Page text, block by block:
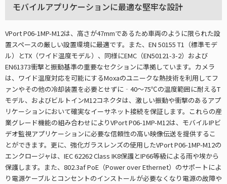
モバイルアプリケーションに最適な堅牢な設計
VPort P06-1MP-M12は、高さが47mmであるため車両のように限られた設
置スペースの厳しい設置環境に最適です。また、EN 50155 T1（標準モデ
ル）とTX（ワイド温度モデル）、同様にEMC（EN50121-3-2）および
EN61373衝撃と振動基準の重要なセクションに準拠しています。カメラ
は、ワイド温度対応を可能にするMoxaのユニークな熱技術を利用してフ
ァンやその他の冷却装置を必要とせずに‐40～75℃の温度範囲に耐えるT
モデル、およびビルトインM12コネクタは、激しい振動や衝撃のあるアプ
リケーションにおいて確実なイーサネット接続を保証します。これらの産
業グレード機能の組み合わせによりVPort P06-1MP-M12は、モバイルIPビ
デオ監視アプリケーションに必要な信頼性の高い映像伝送を提供するこ
とができます。更に、強化ガラスレンズの使用したVPort P06-1MP-M12の
エンクロージャは、IEC 62262 Class IK8保護とIP66等級による雨や埃から
保護します。また、802.3af PoE（Power over Ethernet）のサポートによ
り電源ケーブルとコンセントのインストールが必要なくなり電源の故障や